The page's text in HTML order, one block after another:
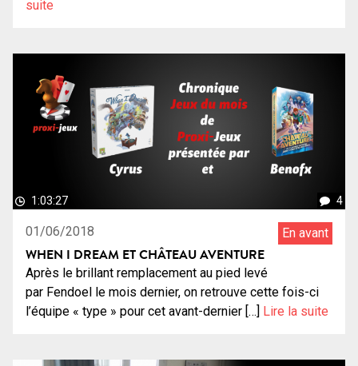
suite
1:03:27 4
01/06/2018 En avant
WHEN I DREAM ET CHÂTEAU AVENTURE
Après le brillant remplacement au pied levé
par Fendoel le mois dernier, on retrouve cette fois-ci
l’équipe « type » pour cet avant-dernier […] Lire la suite